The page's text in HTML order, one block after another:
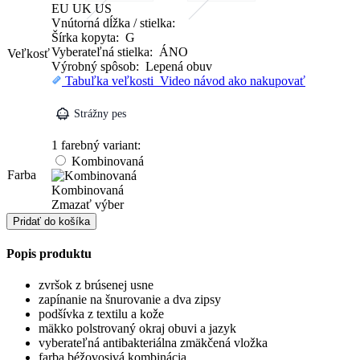
Veľkosť
EU UK US
Vnútorná dĺžka / stielka:
Šírka kopyta: G
Vyberateľná stielka: ÁNO
Výrobný spôsob: Lepená obuv
Tabuľka veľkosti Video návod ako nakupovať
Strážny pes
Farba
1 farebný variant:
Kombinovaná
Kombinovaná
Zmazať výber
množstvo
Poltopánky
Pridať do košíka
Popis produktu
zvršok z brúsenej usne
zapínanie na šnurovanie a dva zipsy
podšívka z textilu a kože
mäkko polstrovaný okraj obuvi a jazyk
vyberateľná antibakteriálna zmäkčená vložka